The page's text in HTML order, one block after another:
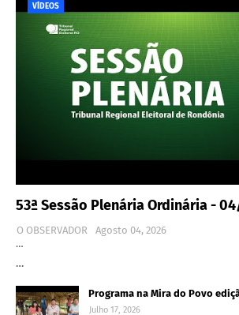
VÍDEOS
53ª Sessão Plenária Ordinária -
O OBSERVADOR
Agosto 04, 2026
…
…
Programa na Mira do Povo
Julho 17, 2026